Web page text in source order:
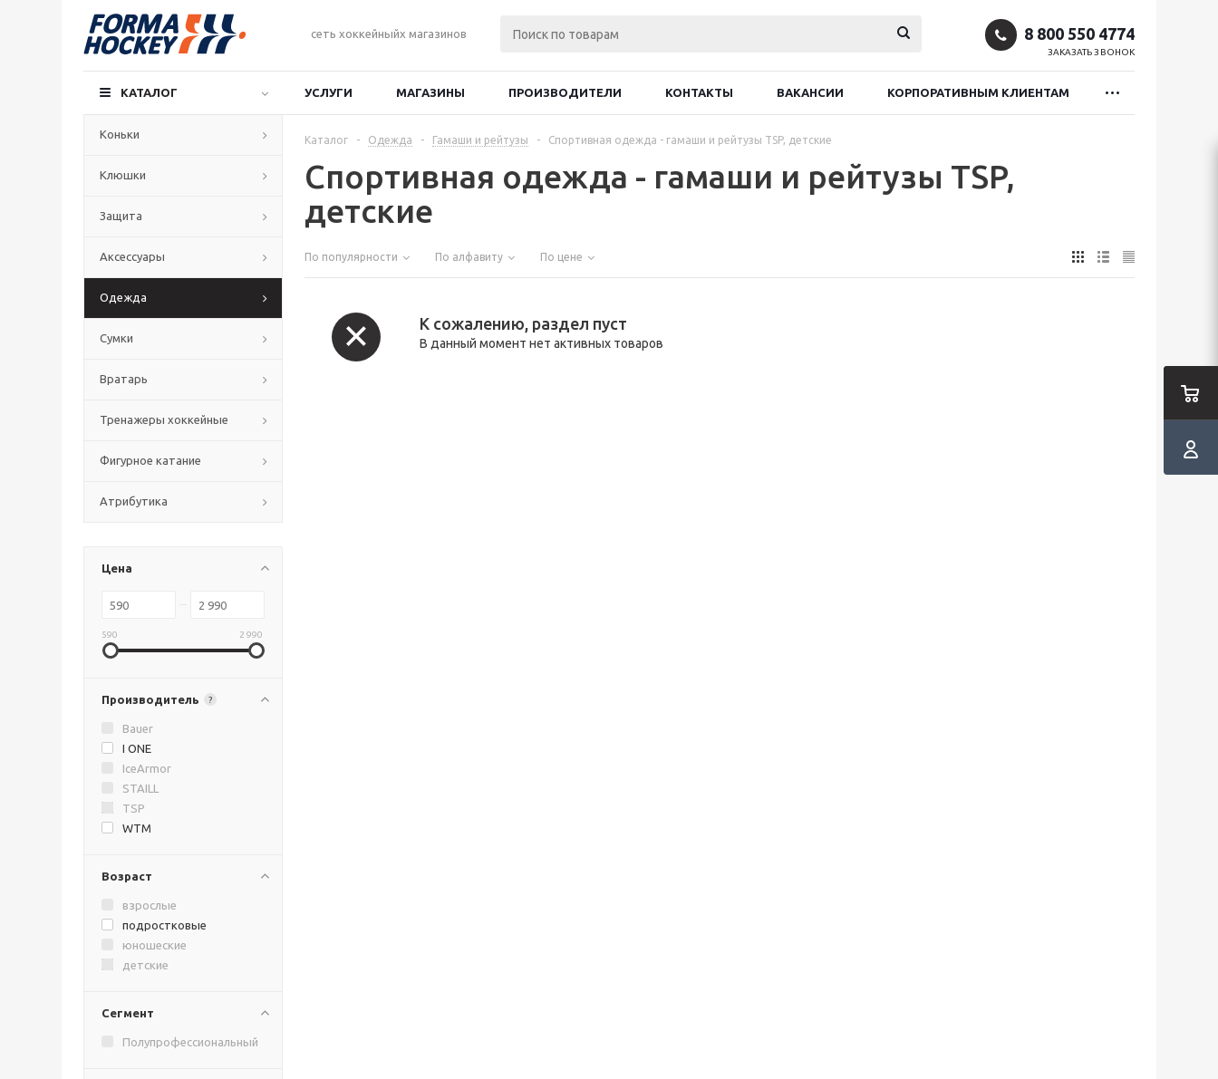
сеть хоккейныйх магазинов 8 800 550 4774
ЗАКАЗАТЬ ЗВОНОК
КАТАЛОГ УСЛУГИ МАГАЗИНЫ ПРОИЗВОДИТЕЛИ КОНТАКТЫ ВАКАНСИИ КОРПОРАТИВНЫМ КЛИЕНТАМ
Коньки
Клюшки
Защита
Аксессуары
Одежда
Сумки
Вратарь
Тренажеры хоккейные
Фигурное катание
Атрибутика
Цена
590 2 990
Производитель ?
Bauer
I ONE
IceArmor
STAILL
TSP
WTM
Возраст
взрослые
подростковые
юношеские
детские
Сегмент
Полупрофессиональный
Каталог - Одежда - Гамаши и рейтузы - Спортивная одежда - гамаши и рейтузы TSP, детские
Спортивная одежда - гамаши и рейтузы TSP,
детские
По популярности По алфавиту По цене
К сожалению, раздел пуст
В данный момент нет активных товаров